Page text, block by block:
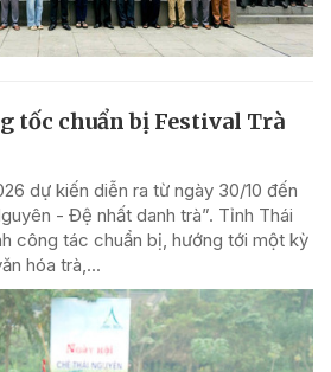
tốc chuẩn bị Festival Trà
dự kiến diễn ra từ ngày 30/10 đến
- Đệ nhất danh trà”. Tỉnh Thái
công tác chuẩn bị, hướng tới một kỳ
hóa trà,...